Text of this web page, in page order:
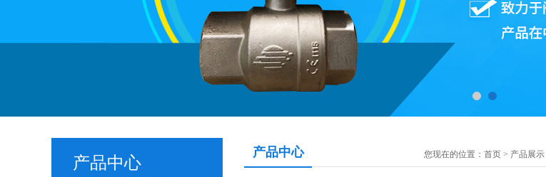
产品中心
产品中心 您现在的位置： 首页 > 产品展示